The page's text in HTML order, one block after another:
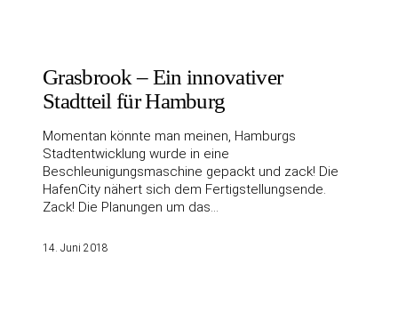
Grasbrook – Ein innovativer
Stadtteil für Hamburg
Momentan könnte man meinen, Hamburgs
Stadtentwicklung wurde in eine
Beschleunigungsmaschine gepackt und zack! Die
HafenCity nähert sich dem Fertigstellungsende.
Zack! Die Planungen um das…
14. Juni 2018